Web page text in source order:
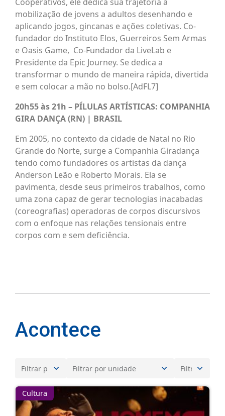
mobilização de jovens a adultos desenhando e
aplicando jogos, gincanas e ações coletivas. Co-
fundador do Instituto Elos, Guerreiros Sem Armas
e Oasis Game, Co-Fundador da LiveLab e
Presidente da Epic Journey. Se dedica a
transformar o mundo de maneira rápida, divertida
e sem colocar a mão no bolso.[AdFL7]
20h55 às 21h – PÍLULAS ARTÍSTICAS: COMPANHIA
GIRA DANÇA (RN) | BRASIL
Em 2005, no contexto da cidade de Natal no Rio
Grande do Norte, surge a Companhia Giradança
tendo como fundadores os artistas da dança
Anderson Leão e Roberto Morais. Ela se
pavimenta, desde seus primeiros trabalhos, como
uma zona capaz de gerar tecnologias inacabadas
(coreografias) operadoras de corpos discursivos
com o enfoque nas relações tensionais entre
corpos com e sem deficiência.
Acontece
Cultura